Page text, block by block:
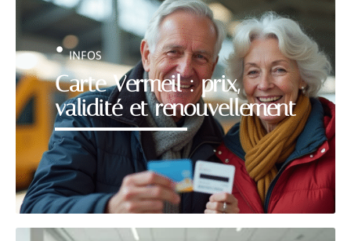
Carte Vermeil : prix,
validité et renouvellement
INFOS